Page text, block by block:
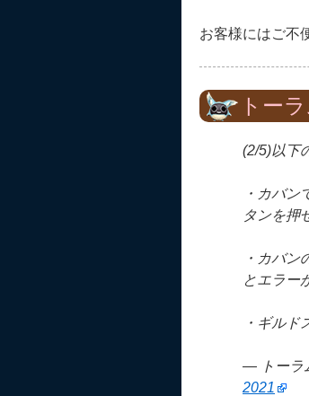
お客様にはご不
トー
(2/5)以下
・カバ
タンを押
・カバ
とエラー
・ギルド
— トーラ
2021